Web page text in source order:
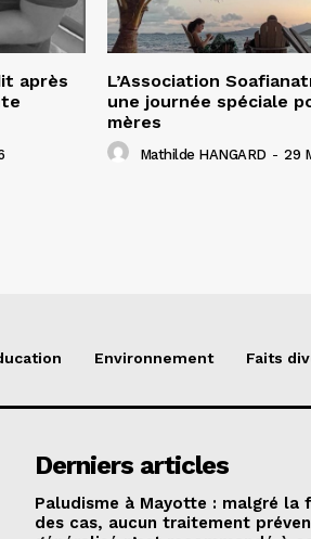
après
L’Association
une journée spéciale
mères
Mathilde HANGARD - 29
Environnement Faits
Derniers articles
Paludisme à Mayotte : malgré la
des cas, aucun traitement